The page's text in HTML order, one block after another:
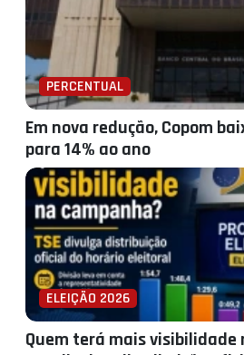
PERCENTUAL
Em nova redução, Copom
para 14% ao ano
ELEIÇÃO 2026
Quem terá mais visibilidade